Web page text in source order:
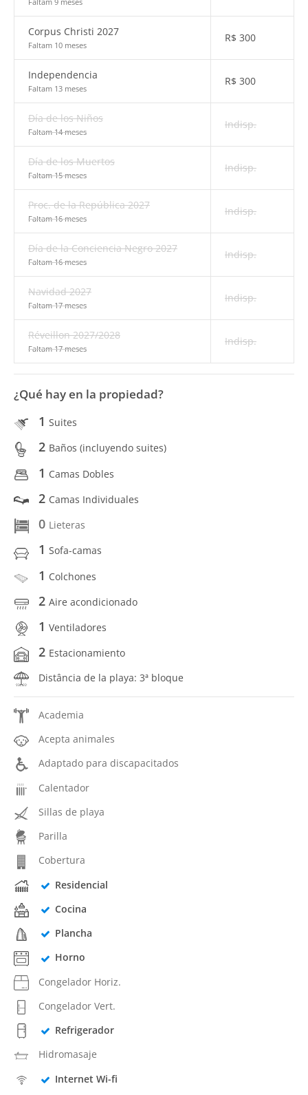
Corpus Christi 2027
Faltam 10 meses
R$ 300
Independencia
Faltam 13 meses
R$ 300
Día de los Niños
Faltam 14 meses
Indisp.
Día de los Muertos
Faltam 15 meses
Indisp.
Proc. de la República 2027
Faltam 16 meses
Indisp.
Día de la Conciencia Negro 2027
Faltam 16 meses
Indisp.
Navidad 2027
Faltam 17 meses
Indisp.
Réveillon 2027/2028
Faltam 17 meses
Indisp.
¿Qué hay en la propiedad?
1 Suites
2 Baños (incluyendo suites)
1 Camas Dobles
2 Camas Individuales
0 Lieteras
1 Sofa-camas
1 Colchones
2 Aire acondicionado
1 Ventiladores
2 Estacionamiento
Distância de la playa: 3ª bloque
Academia
Acepta animales
Adaptado para discapacitados
Calentador
Sillas de playa
Parilla
Cobertura
Residencial
Cocina
Plancha
Horno
Congelador Horiz.
Congelador Vert.
Refrigerador
Hidromasaje
Internet Wi-fi